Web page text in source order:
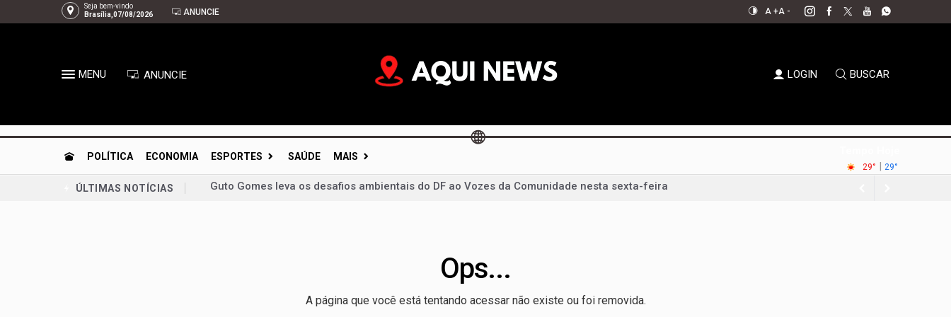
Seja bem-vindo
Brasília,07/08/2026
ANUNCIE A +A -
MENU ANUNCIE LOGIN BUSCAR
POLÍTICA ECONOMIA ESPORTES SAÚDE MAIS
29° | 29°
ÚLTIMAS NOTÍCIAS
Chico Vigilante troca propostas por ataques e transforma episódio isolado em palanque político
Bia Kicis, não é assim: portas fechadas geram críticas e colocam diálogo político em xeque
Agosto Dourado: amamentação não é dever só da mãe; campanha cobra apoio de toda a sociedade
Ops...
A página que você está tentando acessar não existe ou foi removida.